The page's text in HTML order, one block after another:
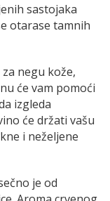
sastojaka
otarase tamnih
negu kože,
će vam pomoći
izgleda
će držati vašu
i neželjene
je od